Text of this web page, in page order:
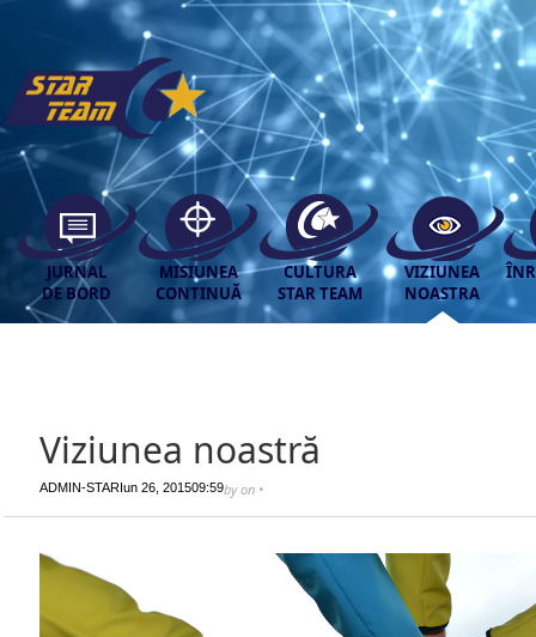
JURNAL
DE BORD
MISIUNEA
CONTINUĂ
CULTURA
STAR TEAM
VIZIUNEA
NOASTRA
Viziunea noastră
by
ADMIN-STAR on
Iun 26, 2015 •
09:59